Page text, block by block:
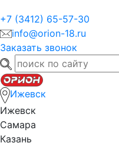
+7 (3412) 65-57-30
info@orion-18.ru
Заказать звонок
Ижевск
Ижевск
Самара
Казань